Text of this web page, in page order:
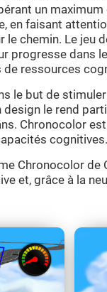
un
en faisant
le chemin. Le jeu
progresse dans
ressources
le but de
design le rend
Chronocolor
cognitives.
Chronocolor
et, grâce à la